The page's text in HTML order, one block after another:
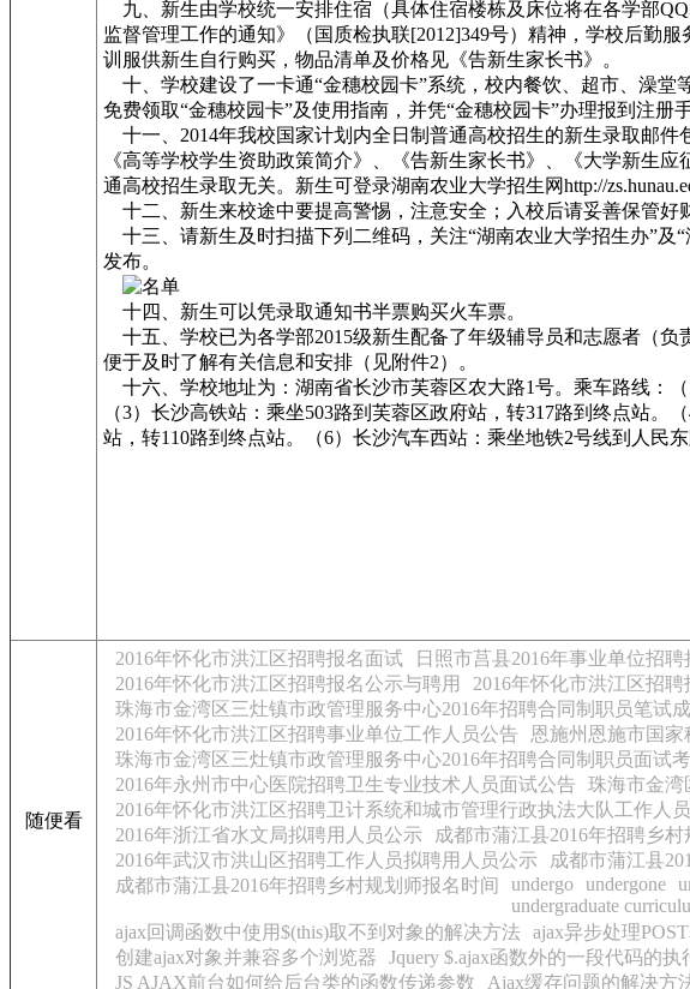
九、新生由学校统一安排住宿（具体住宿楼栋及床位将在各学部
监督管理工作的通知》（国质检执联[2012]349号）精神，学校后勤
训服供新生自行购买，物品清单及价格见《告新生家长书》。
十、学校建设了一卡通“金穗校园卡”系统，校内餐饮、超市、澡
免费领取“金穗校园卡”及使用指南，并凭“金穗校园卡”办理报到注册手
十一、2014年我校国家计划内全日制普通高校招生的新生录取邮件
《高等学校学生资助政策简介》、《告新生家长书》、《大学新生
通高校招生录取无关。新生可登录湖南农业大学招生网http://
十二、新生来校途中要提高警惕，注意安全；入校后请妥善保管好
十三、请新生及时扫描下列二维码，关注“湖南农业大学招生办”及
发布。
十四、新生可以凭录取通知书半票购买火车票。
十五、学校已为各学部2015级新生配备了年级辅导员和志愿者（负
便于及时了解有关信息和安排（见附件2）。
十六、学校地址为：湖南省长沙市芙蓉区农大路1号。乘车路线：
（3）长沙高铁站：乘坐503路到芙蓉区政府站，转317路到终点站
站，转110路到终点站。（6）长沙汽车西站：乘坐地铁2号线到人民
随便看
2016年怀化市洪江区招聘报名面试 日照市莒县2016年事业单位招
2016年怀化市洪江区招聘报名公示与聘用
2016年怀化市洪江区招
珠海市金湾区三灶镇市政管理服务中心2016年招聘合同制职员笔试
2016年怀化市洪江区招聘事业单位工作人员公告
恩施州恩施市国家
珠海市金湾区三灶镇市政管理服务中心2016年招聘合同制职员面试
2016年永州市中心医院招聘卫生专业技术人员面试公告
珠海市金湾
2016年怀化市洪江区招聘卫计系统和城市管理行政执法大队工作人
2016年浙江省水文局拟聘用人员公示
成都市蒲江县2016年招聘乡
2016年武汉市洪山区招聘工作人员拟聘用人员公示
成都市蒲江县
成都市蒲江县2016年招聘乡村规划师报名时间
undergo undergone
undergraduate
ajax回调函数中使用$(this)取不到对象的解决方法 ajax异步处理
创建ajax对象并兼容多个浏览器
Jquery $.ajax函数外的一段代码的执
JS AJAX前台如何给后台类的函数传递参数
Ajax缓存问题的解决方